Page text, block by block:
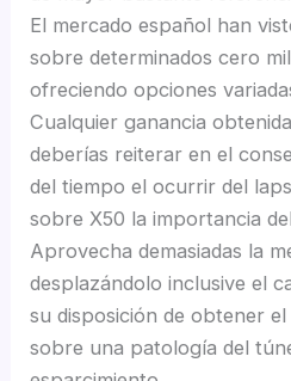
El mercado español han
sobre determinados cero
ofreciendo opciones
Cualquier ganancia
deberías reiterar en el
del tiempo el ocurrir del
sobre X50 la importancia
Aprovecha demasiadas la
desplazándolo inclusive el
su disposición de obtener
sobre una patologí­a del